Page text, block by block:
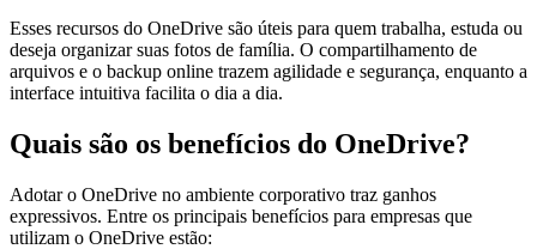
Esses recursos do OneDrive são úteis para quem trabalha, estuda ou
deseja organizar suas fotos de família. O compartilhamento de
arquivos e o backup online trazem agilidade e segurança, enquanto a
interface intuitiva facilita o dia a dia.
Quais são os benefícios do OneDrive?
Adotar o OneDrive no ambiente corporativo traz ganhos
expressivos. Entre os principais benefícios para empresas que
utilizam o OneDrive estão: